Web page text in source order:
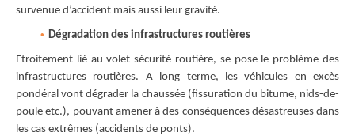
survenue d’accident mais aussi leur gravité.
Dégradation des infrastructures routières
Etroitement lié au volet sécurité routière, se pose le problème des
infrastructures routières. A long terme, les véhicules en excès
pondéral vont dégrader la chaussée (fissuration du bitume, nids-de-
poule etc.), pouvant amener à des conséquences désastreuses dans
les cas extrêmes (accidents de ponts).